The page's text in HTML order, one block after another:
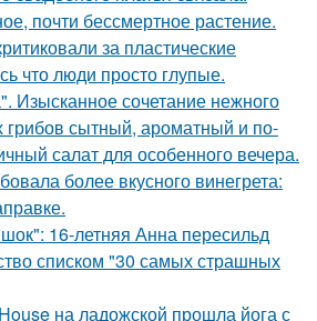
почти бессмертное растение.
за пластические
что люди просто глупые.
Изысканное сочетание нежного
сытный, ароматный и по-
салат для особенного вечера.
более вкусного винегрета:
16-летняя Анна пересильд
списком "30 самых страшных
на ладожской прошла йога с